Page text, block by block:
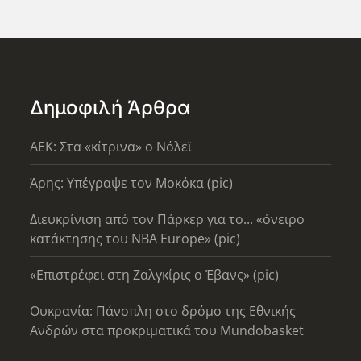
Δημοφιλή Άρθρα
AEK: Στα «κίτρινα» ο Νόλεϊ
Άρης: Υπέγραψε τον Μοκόκα (pic)
Διευκρίνιση από τον Πάρκερ για το... «όνειρο
κατάκτησης του ΝΒΑ Europe» (pic)
«Επιστρέφει στη Ζαλγκίρις ο Έβανς» (pic)
Ουκρανία: Πάνοπλη στο δρόμο της Εθνικής
Ανδρών στα προκριματικά του Mundobasket